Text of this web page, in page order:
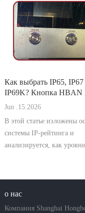
производителей,
ориентированных на
Германии и ЕС,
этого стандарта крайне
для маркировки CE, од
Как выбрать IP65, IP67
IP69K? Кнопка
Jun .15.2026
В этой статье изложены
системы IP-рейтинга и
анализируется, как уровни
надёжность,
службы кнопочных
выключателей в
о нас
Компания Shanghai